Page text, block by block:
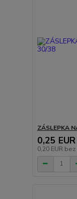
ZÁSLEPKA
0,25 EUR
0,20 EUR bez